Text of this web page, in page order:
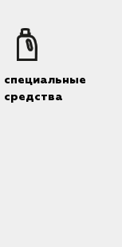
специальные
средства